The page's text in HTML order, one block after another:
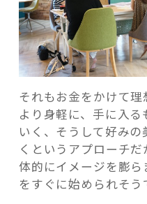
それもお金をかけて理
より身軽に、手に入
いく、そうして好み
くというアプローチ
体的にイメージを膨
をすぐに始められそう